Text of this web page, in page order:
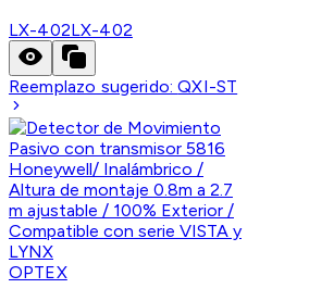
LX-402LX-402
Reemplazo sugerido:QXI-ST
OPTEX